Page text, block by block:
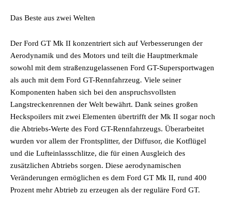
Das Beste aus zwei Welten
Der Ford GT Mk II konzentriert sich auf Verbesserungen der
Aerodynamik und des Motors und teilt die Hauptmerkmale
sowohl mit dem straßenzugelassenen Ford GT-Supersportwagen
als auch mit dem Ford GT-Rennfahrzeug. Viele seiner
Komponenten haben sich bei den anspruchsvollsten
Langstreckenrennen der Welt bewährt. Dank seines großen
Heckspoilers mit zwei Elementen übertrifft der Mk II sogar noch
die Abtriebs-Werte des Ford GT-Rennfahrzeugs. Überarbeitet
wurden vor allem der Frontsplitter, der Diffusor, die Kotflügel
und die Lufteinlassschlitze, die für einen Ausgleich des
zusätzlichen Abtriebs sorgen. Diese aerodynamischen
Veränderungen ermöglichen es dem Ford GT Mk II, rund 400
Prozent mehr Abtrieb zu erzeugen als der reguläre Ford GT.